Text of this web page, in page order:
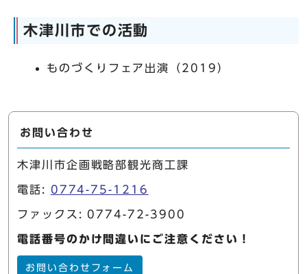
木津川市での活動
ものづくりフェア出演（2019）
お問い合わせ
木津川市企画戦略部観光商工課
電話: 0774-75-1216
ファックス: 0774-72-3900
電話番号のかけ間違いにご注意ください！
お問い合わせフォーム